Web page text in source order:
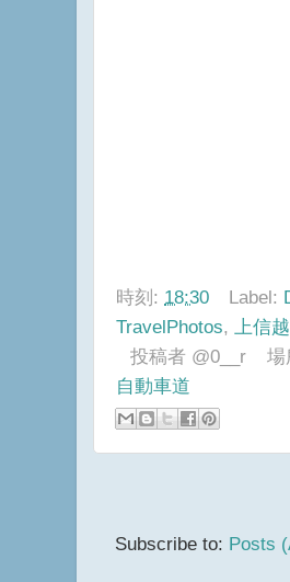
時刻: 18:30 Label:
TravelPhotos,
上信
投稿者 @0__r 場
自動車道
Subscribe to: Posts